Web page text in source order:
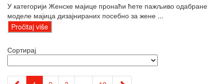
У категорији Женске мајице пронаћи ћете пажљиво одабране
моделе мајица дизајнираних посебно за жене ...
Pročitaj više
Сортирај